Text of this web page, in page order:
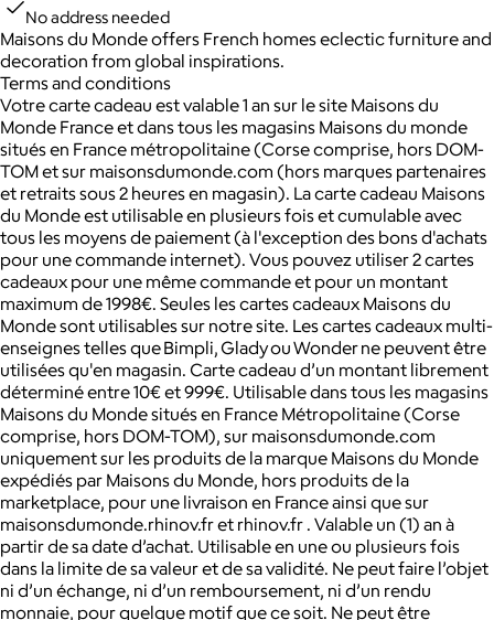
No address needed
Maisons du Monde offers French homes eclectic furniture and
decoration from global inspirations.
Terms and conditions
Votre carte cadeau est valable 1 an sur le site Maisons du
Monde France et dans tous les magasins Maisons du monde
situés en France métropolitaine (Corse comprise, hors DOM-
TOM et sur maisonsdumonde.com (hors marques partenaires
et retraits sous 2 heures en magasin). La carte cadeau Maisons
du Monde est utilisable en plusieurs fois et cumulable avec
tous les moyens de paiement (à l'exception des bons d'achats
pour une commande internet). Vous pouvez utiliser 2 cartes
cadeaux pour une même commande et pour un montant
maximum de 1998€. Seules les cartes cadeaux Maisons du
Monde sont utilisables sur notre site. Les cartes cadeaux multi-
enseignes telles que Bimpli, Glady ou Wonder ne peuvent être
utilisées qu'en magasin. Carte cadeau d’un montant librement
déterminé entre 10€ et 999€. Utilisable dans tous les magasins
Maisons du Monde situés en France Métropolitaine (Corse
comprise, hors DOM-TOM), sur maisonsdumonde.com
uniquement sur les produits de la marque Maisons du Monde
expédiés par Maisons du Monde, hors produits de la
marketplace, pour une livraison en France ainsi que sur
maisonsdumonde.rhinov.fr et rhinov.fr . Valable un (1) an à
partir de sa date d’achat. Utilisable en une ou plusieurs fois
dans la limite de sa valeur et de sa validité. Ne peut faire l’objet
ni d’un échange, ni d’un remboursement, ni d’un rendu
monnaie, pour quelque motif que ce soit. Ne peut être